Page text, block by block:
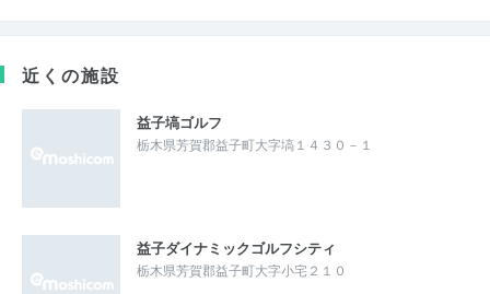
近くの施設
益子塙ゴルフ
栃木県芳賀郡益子町大字塙１４３０－１
益子ダイナミックゴルフシティ
栃木県芳賀郡益子町大字小宅２１０